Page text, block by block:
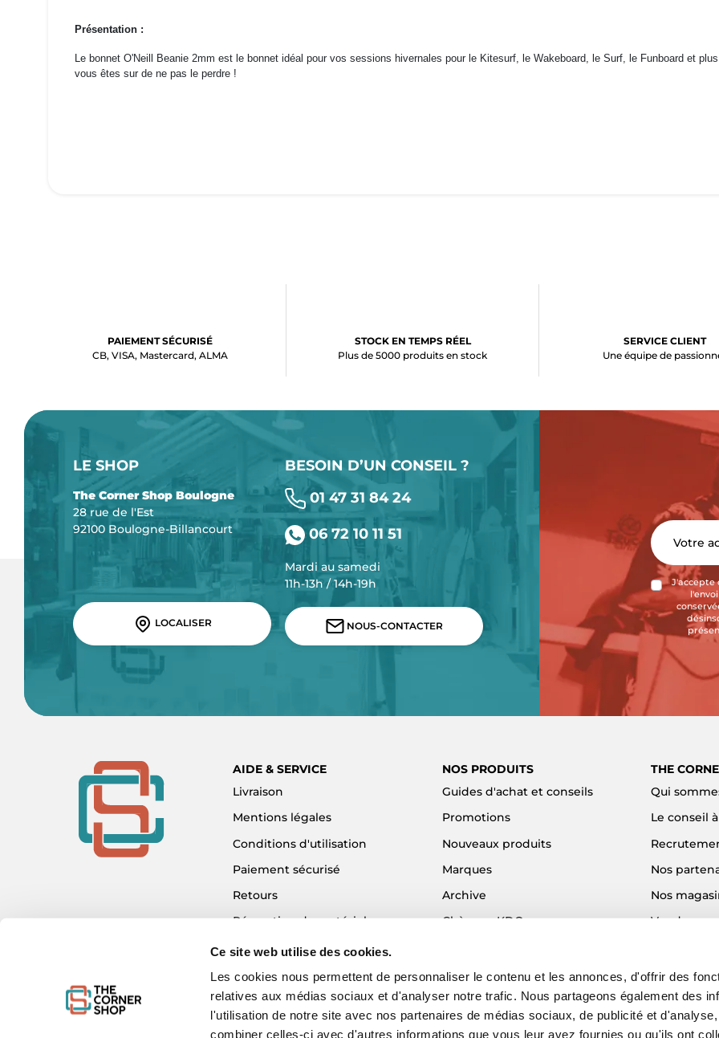
Ce site web utilise des cookies.
Les cookies nous permettent de personnaliser le contenu et les annonces, d'offrir des
relatives aux médias sociaux et d'analyser notre trafic. Nous partageons également des
l'utilisation de notre site avec nos partenaires de médias sociaux, de publicité et
combiner celles-ci avec d'autres informations que vous leur avez fournies ou qu'ils ont
Présentation :
Le bonnet O'Neill Beanie 2mm est le bonnet idéal pour vos sessions hivernales pour le Kitesurf, le Wakeboard, le Surf, le Funboard et
vous êtes sur de ne pas le perdre !
PAIEMENT SÉCURISÉ
CB, VISA, Mastercard, ALMA
STOCK EN TEMPS RÉEL
Plus de 5000 produits en stock
SERVICE CLIENT
Une équipe de
LE SHOP
The Corner Shop Boulogne
28 rue de l'Est
92100 Boulogne-Billancourt
LOCALISER
BESOIN D’UN CONSEIL ?
01 47 31 84 24
06 72 10 11 51
Mardi au samedi
11h-13h / 14h-19h
NOUS-CONTACTER
J'accepte
AIDE & SERVICE
Livraison
Mentions légales
Conditions d'utilisation
Paiement sécurisé
Retours
Réparation de matériel
Détaxe - Tax Refund
Garantie & SAV
Plan du site
Mon compte
NOS PRODUITS
Guides d'achat et conseils
Promotions
Nouveaux produits
Marques
Archive
Chèques KDO
THE
Qui
Le conseil
Nos
Nos
Vendre
Blog